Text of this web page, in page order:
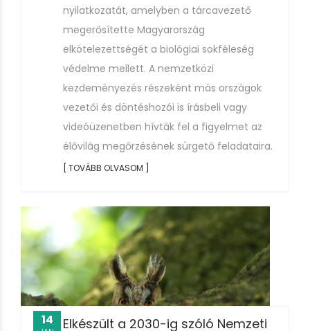
nyilatkozatát, amelyben a tárcavezető
megerősítette Magyarország
elkötelezettségét a biológiai sokféleség
védelme mellett. A nemzetközi
kezdeményezés részeként más országok
vezetői és döntéshozói is írásbeli vagy
videóüzenetben hívták fel a figyelmet az
élővilág megőrzésének sürgető feladataira.
[ TOVÁBB OLVASOM ]
Elkészült a 2030-ig szóló Nemzeti
14